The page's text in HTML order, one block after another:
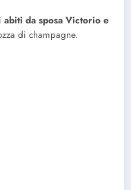
abiti da sposa Victorio e
di champagne.